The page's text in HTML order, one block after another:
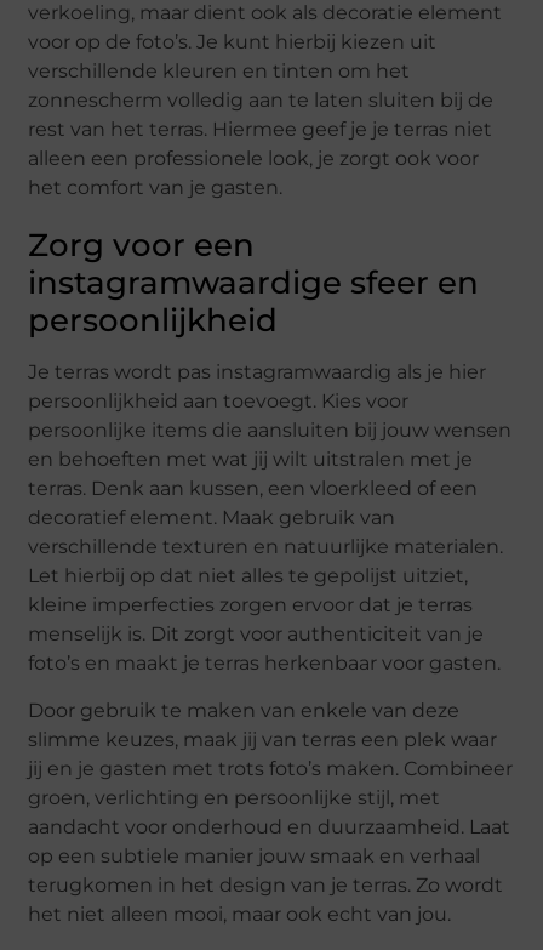
verkoeling, maar dient ook als decoratie element
voor op de foto’s. Je kunt hierbij kiezen uit
verschillende kleuren en tinten om het
zonnescherm volledig aan te laten sluiten bij de
rest van het terras. Hiermee geef je je terras niet
alleen een professionele look, je zorgt ook voor
het comfort van je gasten.
Zorg voor een
instagramwaardige sfeer en
persoonlijkheid
Je terras wordt pas instagramwaardig als je hier
persoonlijkheid aan toevoegt. Kies voor
persoonlijke items die aansluiten bij jouw wensen
en behoeften met wat jij wilt uitstralen met je
terras. Denk aan kussen, een vloerkleed of een
decoratief element. Maak gebruik van
verschillende texturen en natuurlijke materialen.
Let hierbij op dat niet alles te gepolijst uitziet,
kleine imperfecties zorgen ervoor dat je terras
menselijk is. Dit zorgt voor authenticiteit van je
foto’s en maakt je terras herkenbaar voor gasten.
Door gebruik te maken van enkele van deze
slimme keuzes, maak jij van terras een plek waar
jij en je gasten met trots foto’s maken. Combineer
groen, verlichting en persoonlijke stijl, met
aandacht voor onderhoud en duurzaamheid. Laat
op een subtiele manier jouw smaak en verhaal
terugkomen in het design van je terras. Zo wordt
het niet alleen mooi, maar ook echt van jou.